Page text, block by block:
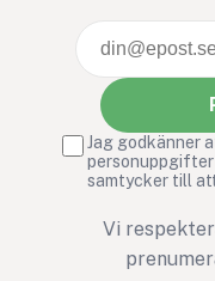
Jag godkänner
samtycker till
Vi